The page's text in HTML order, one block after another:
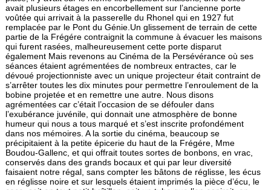
avait plusieurs étages en encorbellement sur l’ancienne porte
voûtée qui arrivait à la passerelle du Rhonel qui en 1927 fut
remplacée par le Pont du Génie.Un glissement de terrain de cette
partie de la Frégére contraignit la commune à évacuer les maisons
qui furent rasées, malheureusement cette porte disparut
également Mais revenons au Cinéma de la Persévérance où ses
séances étaient agrémentées de nombreux entractes, car le
dévoué projectionniste avec un unique projecteur était contraint de
s’arrêter toutes les dix minutes pour permettre l’enroulement de la
bobine projetée et en remettre une autre. Nous disons
agrémentées car c’était l’occasion de se défouler dans
l’exubérance juvénile, qui donnait une atmosphère de bonne
humeur qui nous a tous marqué et s’est inscrite profondément
dans nos mémoires. A la sortie du cinéma, beau­coup se
précipitaient à la petite épicerie du haut de la Frégére, Mme
Boudou-Gallenc, et qui offrait toutes sortes de bonbons, en vrac,
conservés dans des grands bocaux et qui par leur diversité
faisaient notre régal, sans comp­ter les bâtons de réglisse, les écus
en réglisse noire et sur lesquels étaient imprimés la pièce d’écu, le